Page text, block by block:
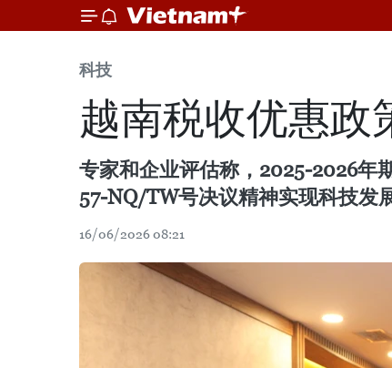
科技
越南税收优惠政
专家和企业评估称，2025-2026年
57-NQ/TW号决议精神实现科技发
16/06/2026 08:21